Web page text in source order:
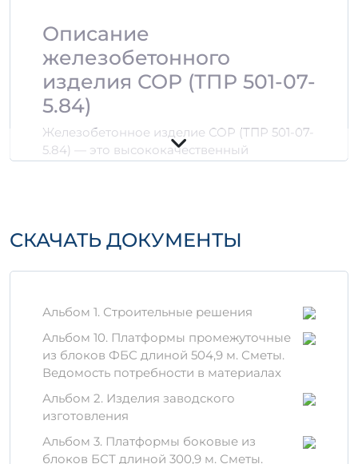
Описание
железобетонного
изделия СОР (ТПР 501-07-
5.84)
Железобетонное изделие СОР (ТПР 501-07-
5.84) — это высококачественный
и арматуры, что обеспечивает надежность
и устойчивость к внешним воздействиям.
характеристики
Объем:0,048 м³ / 0,0517 м³
Класс бетона:B25 и выше
Марка стали:A500
воздействиям:да
Преимущества
СКАЧАТЬ ДОКУМЕНТЫ
Альбом 1. Строительные решения
Альбом 10. Платформы промежуточные
из блоков ФБС длиной 504,9 м. Сметы.
Ведомость потребности в материалах
Альбом 2. Изделия заводского
изготовления
Альбом 3. Платформы боковые из
блоков БСТ длиной 300,9 м. Сметы.